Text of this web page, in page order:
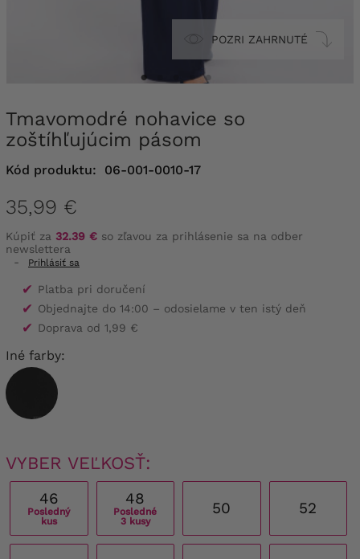
POZRI ZAHRNUTÉ
Tmavomodré nohavice so
zoštíhľujúcim pásom
Kód produktu: 06-001-0010-17
35,99 €
Kúpiť za 32.39 € so zľavou za prihlásenie sa na odber
newslettera
-
Prihlásiť sa
✔ Platba pri doručení
✔ Objednajte do 14:00 – odosielame v ten istý deň
✔ Doprava od 1,99 €
Iné farby:
VYBER VEĽKOSŤ:
46
Posledný
kus
48
Posledné
3 kusy
50 52